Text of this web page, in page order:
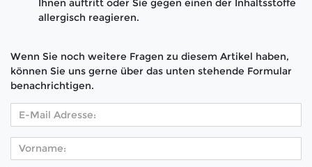
Ihnen auftritt oder Sie gegen einen der Inhaltsstoffe
allergisch reagieren.
Wenn Sie noch weitere Fragen zu diesem Artikel haben,
können Sie uns gerne über das unten stehende Formular
benachrichtigen.